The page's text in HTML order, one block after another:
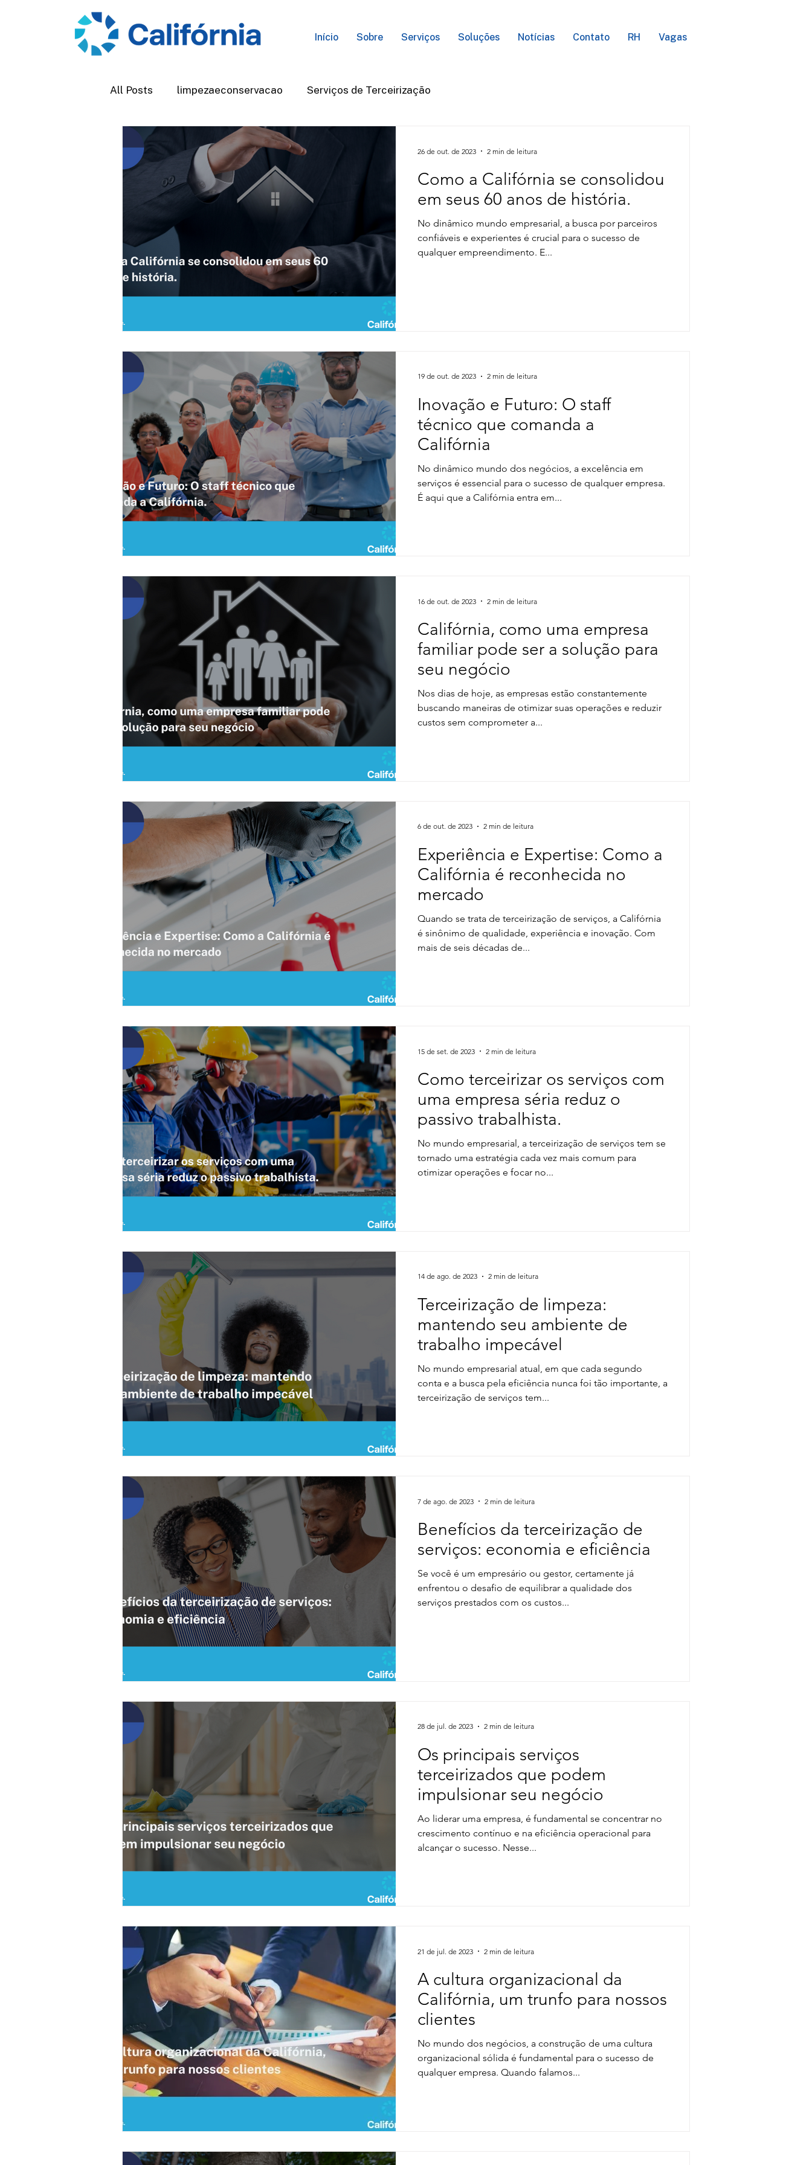
Início Sobre Serviços Soluções Notícias Contato RH Vagas
All Posts limpezaeconservacao Serviços de Terceirização
Como a Califórnia se consolidou
em seus 60 anos de história.
No dinâmico mundo empresarial, a busca por parceiros
confiáveis e experientes é crucial para o sucesso de
qualquer empreendimento. E...
26 de out. de 2023 2 min de leitura
Inovação e Futuro: O staff
técnico que comanda a
Califórnia
No dinâmico mundo dos negócios, a excelência em
serviços é essencial para o sucesso de qualquer empresa.
É aqui que a Califórnia entra em...
19 de out. de 2023 2 min de leitura
Califórnia, como uma empresa
familiar pode ser a solução para
seu negócio
Nos dias de hoje, as empresas estão constantemente
buscando maneiras de otimizar suas operações e reduzir
custos sem comprometer a...
16 de out. de 2023 2 min de leitura
Experiência e Expertise: Como a
Califórnia é reconhecida no
mercado
Quando se trata de terceirização de serviços, a Califórnia
é sinônimo de qualidade, experiência e inovação. Com
mais de seis décadas de...
6 de out. de 2023 2 min de leitura
Como terceirizar os serviços com
uma empresa séria reduz o
passivo trabalhista.
No mundo empresarial, a terceirização de serviços tem se
tornado uma estratégia cada vez mais comum para
otimizar operações e focar no...
15 de set. de 2023 2 min de leitura
Terceirização de limpeza:
mantendo seu ambiente de
trabalho impecável
No mundo empresarial atual, em que cada segundo
conta e a busca pela eficiência nunca foi tão importante, a
terceirização de serviços tem...
14 de ago. de 2023 2 min de leitura
Benefícios da terceirização de
serviços: economia e eficiência
Se você é um empresário ou gestor, certamente já
enfrentou o desafio de equilibrar a qualidade dos
serviços prestados com os custos...
7 de ago. de 2023 2 min de leitura
Os principais serviços
terceirizados que podem
impulsionar seu negócio
Ao liderar uma empresa, é fundamental se concentrar no
crescimento contínuo e na eficiência operacional para
alcançar o sucesso. Nesse...
28 de jul. de 2023 2 min de leitura
A cultura organizacional da
Califórnia, um trunfo para nossos
clientes
No mundo dos negócios, a construção de uma cultura
organizacional sólida é fundamental para o sucesso de
qualquer empresa. Quando falamos...
21 de jul. de 2023 2 min de leitura